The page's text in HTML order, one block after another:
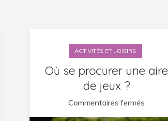
ACTIVITÉS ET LOISIRS
Où se procurer une aire
de jeux ?
Commentaires fermés
Où